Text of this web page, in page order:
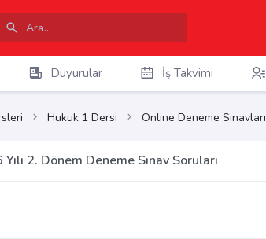
Duyurular İş Takvimi
Hukuk 1 Dersi Online Deneme Sınavları
2. Dönem Deneme Sınav Soruları